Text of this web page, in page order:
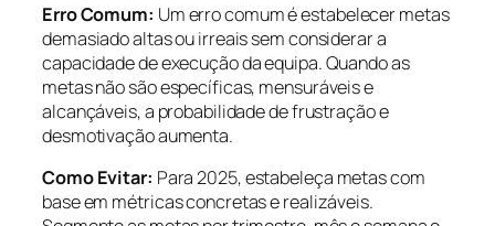
Erro Comum: Um erro comum é estabelecer metas
demasiado altas ou irreais sem considerar a
capacidade de execução da equipa. Quando as
metas não são específicas, mensuráveis e
alcançáveis, a probabilidade de frustração e
desmotivação aumenta.
Como Evitar: Para 2025, estabeleça metas com
base em métricas concretas e realizáveis.